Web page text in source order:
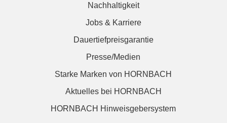
Nachhaltigkeit
Jobs & Karriere
Dauertiefpreisgarantie
Presse/Medien
Starke Marken von HORNBACH
Aktuelles bei HORNBACH
HORNBACH Hinweisgebersystem